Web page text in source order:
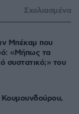
Σχολιασμένα
Μπέκαμ που
«Μήπως τα
συστατικό;» του
Κουμουνδούρου,